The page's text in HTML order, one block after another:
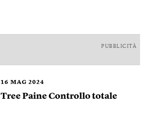
PUBBLICITÀ
16 MAG 2024
Tree Paine Controllo totale